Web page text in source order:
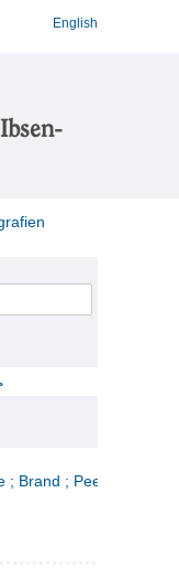
English
Brand ; Peer Gynt. 2